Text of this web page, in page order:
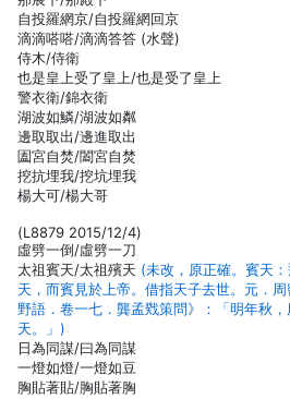
自投羅網京/自投羅網回京
滴滴嗒嗒/滴滴答答 (水聲)
侍木/侍衛
也是皇上受了皇上/也是受了皇上
警衣衛/錦衣衛
湖波如鱗/湖波如粼
邊取取出/邊進取出
圔宮自焚/闔宮自焚
挖抗埋我/挖坑埋我
楊大可/楊大哥
(L8879 2015/12/4)
虛劈一倒/虛劈一刀
太祖賓天/太祖殯天 (未改，原正確。賓天
天，而賓見於上帝。借指天子去世。元．周
野語．卷一七．龔孟戣策問》：「明年秋
天。」)
日為同謀/曰為同謀
一燈如燈/一燈如豆
胸貼著貼/胸貼著胸